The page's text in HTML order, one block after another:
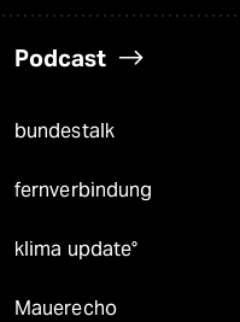
Podcast
bundestalk
fernverbindung
klima update°
Mauerecho